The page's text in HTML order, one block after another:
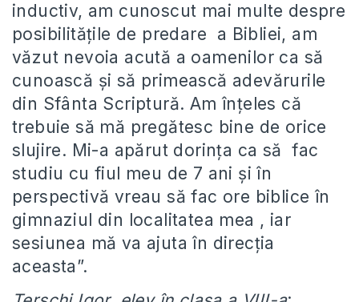
inductiv, am cunoscut mai multe despre
posibilitățile de predare a Bibliei, am
văzut nevoia acută a oamenilor ca să
cunoască și să primească adevărurile
din Sfânta Scriptură. Am înțeles că
trebuie să mă pregătesc bine de orice
slujire. Mi-a apărut dorința ca să fac
studiu cu fiul meu de 7 ani și în
perspectivă vreau să fac ore biblice în
gimnaziul din localitatea mea , iar
sesiunea mă va ajuta în direcția
aceasta”.